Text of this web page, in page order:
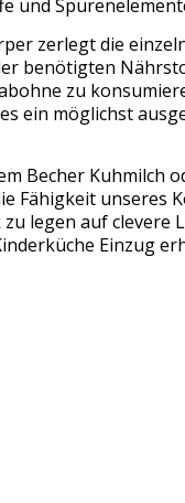
und
zerlegt die
benötigten
zu
ein möglichst
Becher Kuhmilch
Fähigkeit unseres
legen auf
Einzug